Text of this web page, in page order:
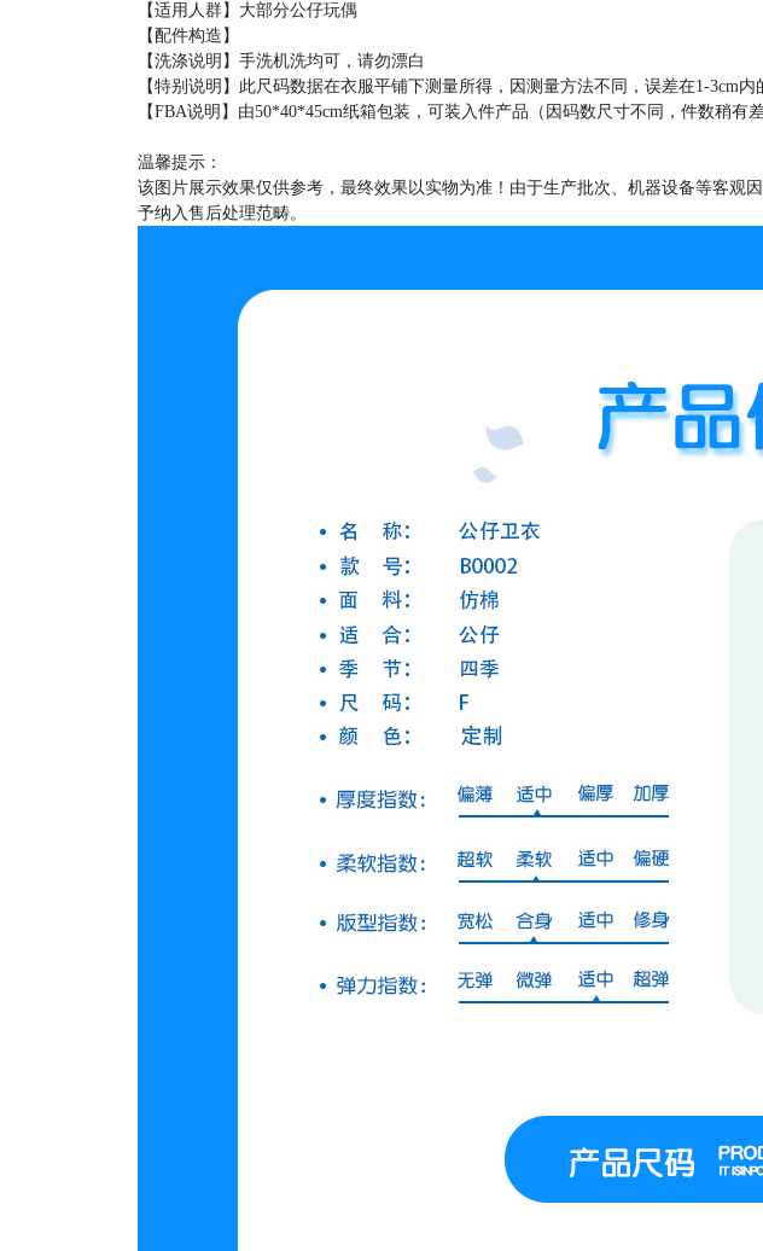
【适用人群】大部分公仔玩偶
【配件构造】
【洗涤说明】手洗机洗均可，请勿漂白
【特别说明】此尺码数据在衣服平铺下测量所得，因测量方法不同，误差在1-3cm内
【FBA说明】由50*40*45cm纸箱包装，可装入件产品（因码数尺寸不同，件数稍有差
温馨提示：
该图片展示效果仅供参考，最终效果以实物为准！由于生产批次、机器设备等客
予纳入售后处理范畴。